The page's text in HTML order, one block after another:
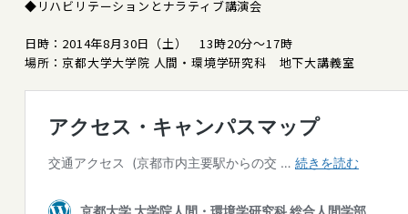
◆リハビリテーションとナラティブ講演会
日時：2014年8月30日（土） 13時20分～17時
場所：京都大学大学院 人間・環境学研究科 地下大講義室